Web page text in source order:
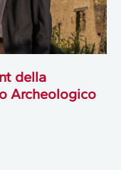
della
Archeologico